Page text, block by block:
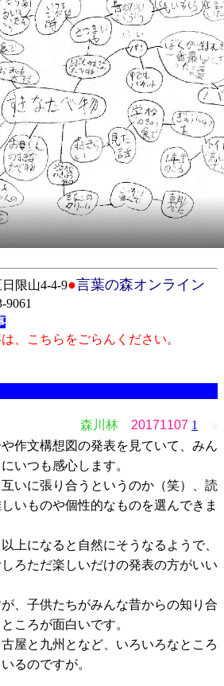
限山4-4-9●言葉の森オンライン
9061
、こちらをごらんください。
森川林 20171107 1 ▽
作文構想図の発表を見ていて、みん
いつも感心します。
いに張り合うというのか（笑）、読
いものや個性的なものを選んできま
上になると自然にそうなるようで、
ろただ楽しいだけの発表の方がいい
、子供たちがみんな昔からの知り合
ころが面白いです。
屋と九州となど、いろいろなところ
るのですが。